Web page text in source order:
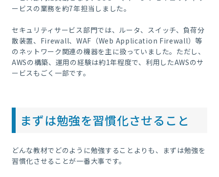
ービスの業務を約7年担当しました。
セキュリティサービス部門では、ルータ、スイッチ、負荷分
散装置、Firewall、WAF（Web Application Firewall）等
のネットワーク関連の機器を主に扱っていました。ただし、
AWSの構築、運用の経験は約1年程度で、利用したAWSのサ
ービスもごく一部です。
まずは勉強を習慣化させること
どんな教材でどのように勉強することよりも、まずは勉強を
習慣化させることが一番大事です。